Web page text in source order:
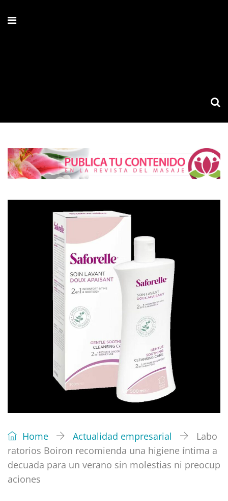
Home Actualidad empresarial
Labo
ratorios Boiron recomienda una higiene íntima a
decuada para un verano sin molestias ni preocup
aciones